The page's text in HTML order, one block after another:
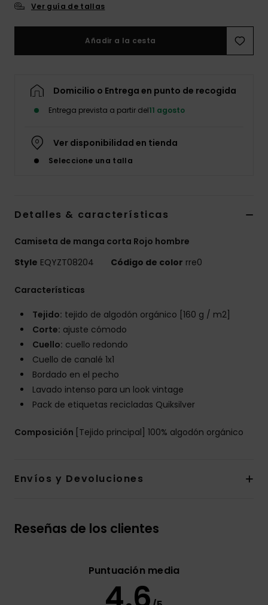
Ver guía de tallas
Añadir a la cesta
Domicilio o Entrega en punto de recogida
Entrega prevista a partir del11 agosto
Ver disponibilidad en tienda
Seleccione una talla
Detalles & características
Camiseta de manga corta Rojo hombre
Style EQYZT08204 Código de color rre0
Características
Tejido: tejido de algodón orgánico [160 g / m2]
Corte: ajuste cómodo
Cuello: cuello redondo
Cuello de canalé 1x1
Bordado en el pecho
Lavado intenso para un look vintage
Pack de etiquetas recicladas Quiksilver
Composición [Tejido principal] 100% algodón orgánico
Envíos y Devoluciones
Reseñas de los clientes
Puntuación media